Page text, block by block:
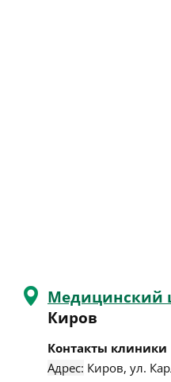
Медицинский
Киров
Контакты клиники
Адрес: Киров, ул.